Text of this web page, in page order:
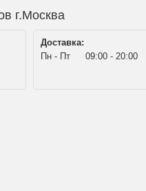
г.Москва
Доставка:
Пн - Пт
09:00 - 20:00